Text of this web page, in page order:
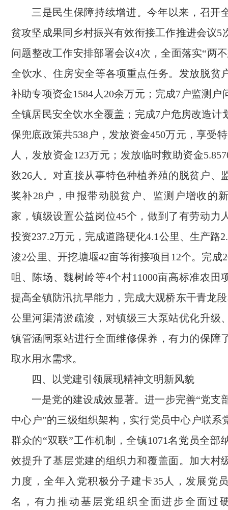
三是民生保障持续增进。今年以来，召开
贫攻坚成果同乡村振兴有效衔接工作推进会议5
问题整改工作安排部署会议4次，全面落实“两
全饮水、住房安全等各项重点任务。发放脱贫
补助专项资金1584人20余万元；完成7户监测户
全镇居民安全饮水全覆盖；完成7户危房改造计
保兜底政策共538户，发放资金450万元，享受
人，发放资金123万元；发放临时救助资金
数26人。对直接从事特色种植养殖的脱贫户、
奖补28户，申报带动脱贫户、监测户增收的
家，镇级设置公益岗位45个，做到了有劳动力
投资237.2万元，完成道路硬化4.1公里、生产路
浚2公里、开挖塘堰42亩等衔接项目12个。完成
咀、陈场、魏树岭等4个村11000亩高标准农田
提高全镇防汛抗旱能力，完成大观桥东干青龙
公里河渠清淤疏浚，对镇级三大泵站优化升级
镇管涵闸泵站进行全面维修保养，有力的保障
取水用水需求。
四、以党建引领展现精神文明新风貌
一是党的建设成效显著。进一步完善“党支
中心户”的三级组织架构，实行党员中心户联系
群众的“双联”工作机制，全镇1071名党员全部
效提升了基层党建的组织力和覆盖面。加大村
力度，全年入党积极分子建卡35人，发展党
名，有力推动基层党组织全面进步全面过